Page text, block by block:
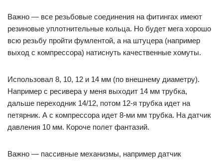
Важно — все резьбовые соединения на фитингах имеют
резиновые уплотнительные кольца. Но будет мега хорошо
всю резьбу пройти фумлентой, а на штуцера (например
выход с компрессора) натиснуть качественные хомуты.
Использовал 8, 10, 12 и 14 мм (по внешнему диаметру).
Например с ресивера у меня выходит 14 мм трубка,
дальше переходник 14/12, потом 12-я трубка идет на
петярник. А с компрессора идет 8-ми мм трубка. На датчик
давления 10 мм. Короче полет фантазий.
Важно — пассивные механизмы, например датчик